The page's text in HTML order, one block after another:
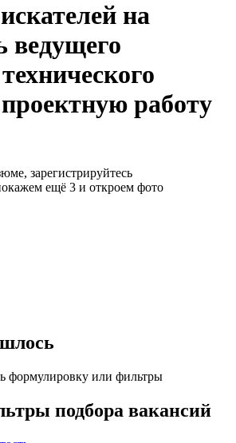
на
ведущего
работу
зарегистрируйтесь
ещё 3 и откроем фото
формулировку или фильтры
подбора вакансий